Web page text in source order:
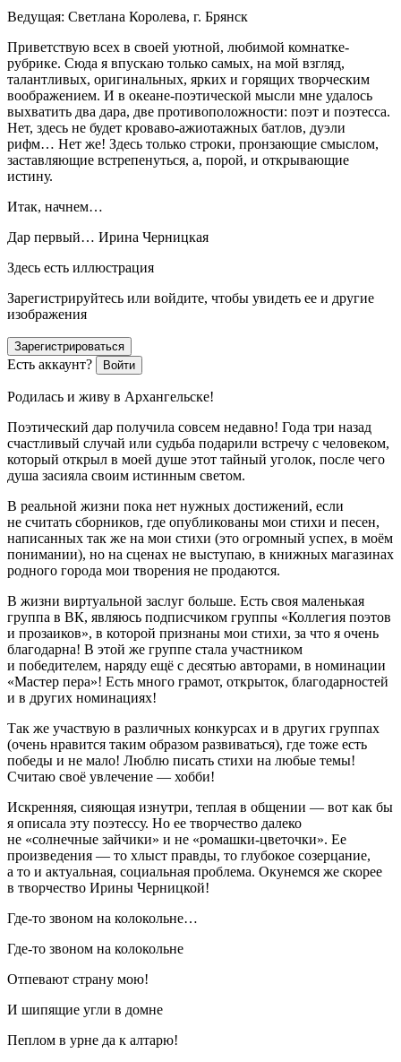
Ведущая: Светлана Королева, г. Брянск
Приветствую всех в своей уютной, любимой комнатке-
рубрике. Сюда я впускаю только самых, на мой взгляд,
талантливых, оригинальных, ярких и горящих творческим
воображением. И в океане-поэтической мысли мне удалось
выхватить два дара, две противоположности: поэт и поэтесса.
Нет, здесь не будет кроваво-ажиотажных батлов, дуэли
рифм… Нет же! Здесь только строки, пронзающие смыслом,
заставляющие встрепенуться, а, порой, и открывающие
истину.
Итак, начнем…
Дар первый… Ирина Черницкая
Здесь есть иллюстрация
Зарегистрируйтесь или войдите, чтобы увидеть ее и другие
изображения
Зарегистрироваться
Есть аккаунт? Войти
Родилась и живу в Архангельске!
Поэтический дар получила совсем недавно! Года три назад
счастливый случай или судьба подарили встречу с человеком,
который открыл в моей душе этот тайный уголок, после чего
душа засияла своим истинным светом.
В реальной жизни пока нет нужных достижений, если
не считать сборников, где опубликованы мои стихи и песен,
написанных так же на мои стихи (это огромный успех, в моём
понимании), но на сценах не выступаю, в книжных магазинах
родного города мои творения не продаются.
В жизни виртуальной заслуг больше. Есть своя маленькая
группа в ВК, являюсь подписчиком группы «Коллегия поэтов
и прозаиков», в которой признаны мои стихи, за что я очень
благодарна! В этой же группе стала участником
и победителем, наряду ещё с десятью авторами, в номинации
«Мастер пера»! Есть много грамот, открыток, благодарностей
и в других номинациях!
Так же участвую в различных конкурсах и в других группах
(очень нравится таким образом развиваться), где тоже есть
победы и не мало! Люблю писать стихи на любые темы!
Считаю своё увлечение — хобби!
Искренняя, сияющая изнутри, теплая в общении — вот как бы
я описала эту поэтессу. Но ее творчество далеко
не «солнечные зайчики» и не «ромашки-цветочки». Ее
произведения — то хлыст правды, то глубокое созерцание,
а то и актуальная, социальная проблема. Окунемся же скорее
в творчество Ирины Черницкой!
Где-то звоном на колокольне…
Где-то звоном на колокольне
Отпевают страну мою!
И шипящие угли в домне
Пеплом в урне да к алтарю!